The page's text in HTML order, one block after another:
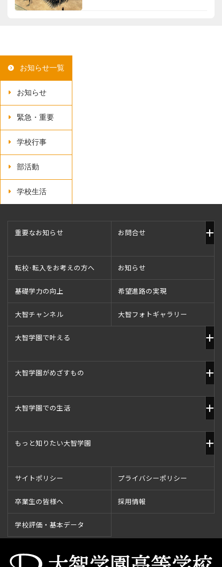
お知らせ一覧
お知らせ
緊急・重要
学校行事
部活動
学校生活
重要なお知らせ お問合せ
転校·転入をお考えの方へ お知らせ
基礎学力の向上 希望進路の実現
大智チャンネル 大智フォトギャラリー
大智学園で叶える
大智学園がめざすもの
大智学園での生活
もっと知りたい大智学園
サイトポリシー プライバシーポリシー
卒業生の皆様へ 採用情報
学校評価・基本データ